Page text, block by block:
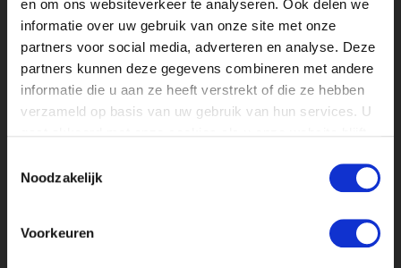
en om ons websiteverkeer te analyseren. Ook delen we
informatie over uw gebruik van onze site met onze
partners voor social media, adverteren en analyse. Deze
partners kunnen deze gegevens combineren met andere
informatie die u aan ze heeft verstrekt of die ze hebben
verzameld op basis van uw gebruik van hun services. U
Noodzakelijk
Voorkeuren
MEER STAGESIN
VAKGEBIED
(ONLINE) MARKETING STAGIAIR BIJ
UITGEVERIJ VBK MEDIA
MARKETING / COMMUNICATIE STAGIAIR